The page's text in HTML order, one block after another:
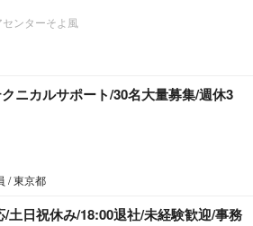
ンターそよ風
ニカルサポート/30名大量募集/週休3
/ 東京都
土日祝休み/18:00退社/未経験歓迎/事務